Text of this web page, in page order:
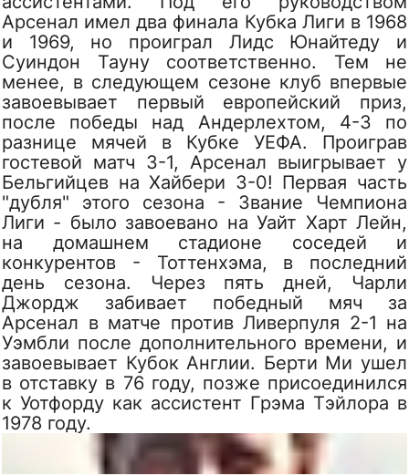
Арсенал имел два финала Кубка Лиги в 1968
и 1969, но проиграл Лидс Юнайтеду и
Суиндон Тауну соответственно. Тем не
менее, в следующем сезоне клуб впервые
завоевывает первый европейский приз,
после победы над Андерлехтом, 4-3 по
разнице мячей в Кубке УЕФА. Проиграв
гостевой матч 3-1, Арсенал выигрывает у
Бельгийцев на Хайбери 3-0! Первая часть
"дубля" этого сезона - Звание Чемпиона
Лиги - было завоевано на Уайт Харт Лейн,
на домашнем стадионе соседей и
конкурентов - Тоттенхэма, в последний
день сезона. Через пять дней, Чарли
Джордж забивает победный мяч за
Арсенал в матче против Ливерпуля 2-1 на
Уэмбли после дополнительного времени, и
завоевывает Кубок Англии. Берти Ми ушел
в отставку в 76 году, позже присоединился
к Уотфорду как ассистент Грэма Тэйлора в
1978 году.